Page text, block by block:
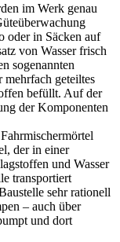
im Werk genau
oder in Säcken auf
von Wasser frisch
sogenannten
geteiltes
befüllt. Auf der
der Komponenten
der in einer
und Wasser
transportiert
sehr rationell
– auch über
und dort